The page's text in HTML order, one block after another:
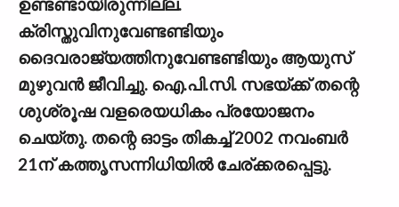
ഉണ്ടണ്ടായിരുന്നില്ല.
ക്രിസ്തുവിനുവേണ്ടണ്ടിയും
ദൈവരാജ്യത്തിനുവേണ്ടണ്ടിയും ആയുസ്
മുഴുവന്‍ ജീവിച്ചു. ഐ.പി.സി. സഭയ്ക്ക് തന്റെ
ശുശ്രൂഷ വളരെയധികം പ്രയോജനം
ചെയ്തു. തന്റെ ഓട്ടം തികച്ച് 2002 നവംബര്‍
21ന് കത്തൃസന്നിധിയില്‍ ചേര്ക്കരപ്പെട്ടു.